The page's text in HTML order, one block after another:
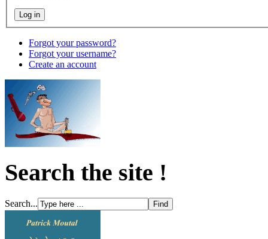
Forgot your password?
Forgot your username?
Create an account
Search the site !
Search...